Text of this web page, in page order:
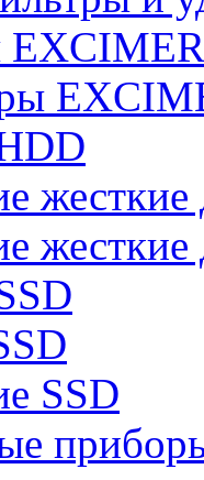
SSD